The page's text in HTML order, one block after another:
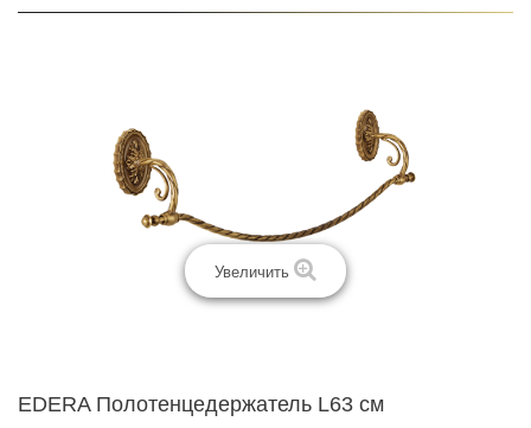
+
ИНТЕРЬЕРНАЯ МЕБЕЛЬ
ДОСТАВКА И ВОЗВРАТ
Увеличить
EDERA Полотенцедержатель L63 см